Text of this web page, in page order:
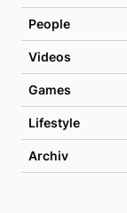
People
Videos
Games
Lifestyle
Archiv